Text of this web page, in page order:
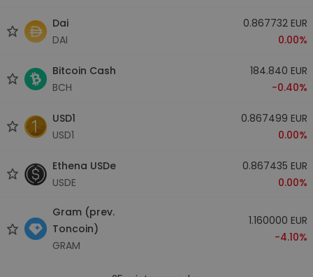
Dai
DAI
0.867732 EUR
0.00%
Bitcoin Cash
BCH
184.840 EUR
-0.40%
USD1
USD1
0.867499 EUR
0.00%
Ethena USDe
USDE
0.867435 EUR
0.00%
Gram (prev.
Toncoin)
GRAM
1.160000 EUR
-4.10%